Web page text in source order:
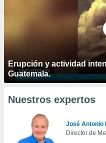
Erupción y actividad
Guatemala.
Nuestros expertos
José Antonio
Director de